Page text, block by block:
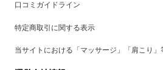
口コミガイドライン
特定商取引に関する表示
当サイトにおける「マッサージ」「肩こり」